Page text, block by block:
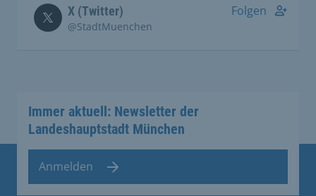
X (Twitter)
@StadtMuenchen
Folgen
Immer aktuell: Newsletter der
Landeshauptstadt München
Anmelden